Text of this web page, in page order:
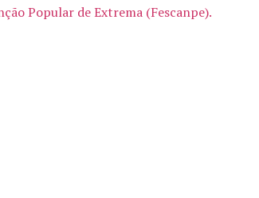
Popular de Extrema (Fescanpe).